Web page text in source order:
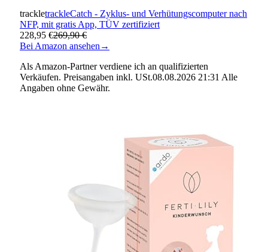
trackletrackleCatch - Zyklus- und Verhütungscomputer nach
NFP, mit gratis App, TÜV zertifiziert
228,95 €269,90 €
Bei Amazon ansehen →
Als Amazon-Partner verdiene ich an qualifizierten
Verkäufen. Preisangaben inkl. USt.08.08.2026 21:31 Alle
Angaben ohne Gewähr.